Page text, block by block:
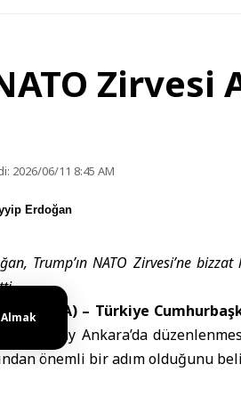
Almak
Zirvesi
2026/06/11 8:45 AM
Erdoğan
Trump’ın NATO Zirvesi’ne
(SANA) – Türkiye
ay Ankara’da
önemli bir adım olduğunu